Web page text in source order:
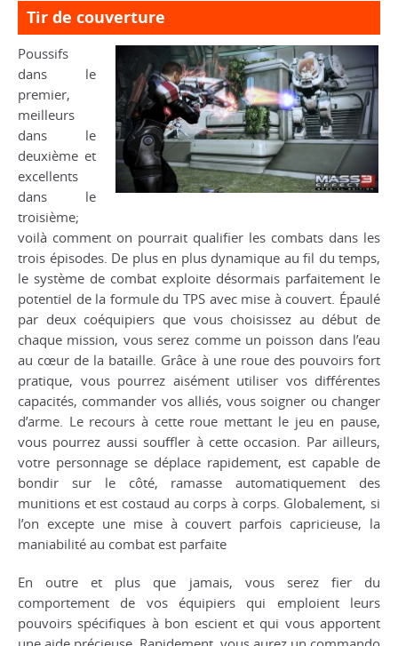
Tir de couverture
Poussifs
dans le
premier,
meilleurs
dans le
deuxième et
excellents
dans le
troisième;
voilà comment on pourrait qualifier les combats dans les
trois épisodes. De plus en plus dynamique au fil du temps,
le système de combat exploite désormais parfaitement le
potentiel de la formule du TPS avec mise à couvert. Épaulé
par deux coéquipiers que vous choisissez au début de
chaque mission, vous serez comme un poisson dans l’eau
au cœur de la bataille. Grâce à une roue des pouvoirs fort
pratique, vous pourrez aisément utiliser vos différentes
capacités, commander vos alliés, vous soigner ou changer
d’arme. Le recours à cette roue mettant le jeu en pause,
vous pourrez aussi souffler à cette occasion. Par ailleurs,
votre personnage se déplace rapidement, est capable de
bondir sur le côté, ramasse automatiquement des
munitions et est costaud au corps à corps. Globalement, si
l’on excepte une mise à couvert parfois capricieuse, la
maniabilité au combat est parfaite
En outre et plus que jamais, vous serez fier du
comportement de vos équipiers qui emploient leurs
pouvoirs spécifiques à bon escient et qui vous apportent